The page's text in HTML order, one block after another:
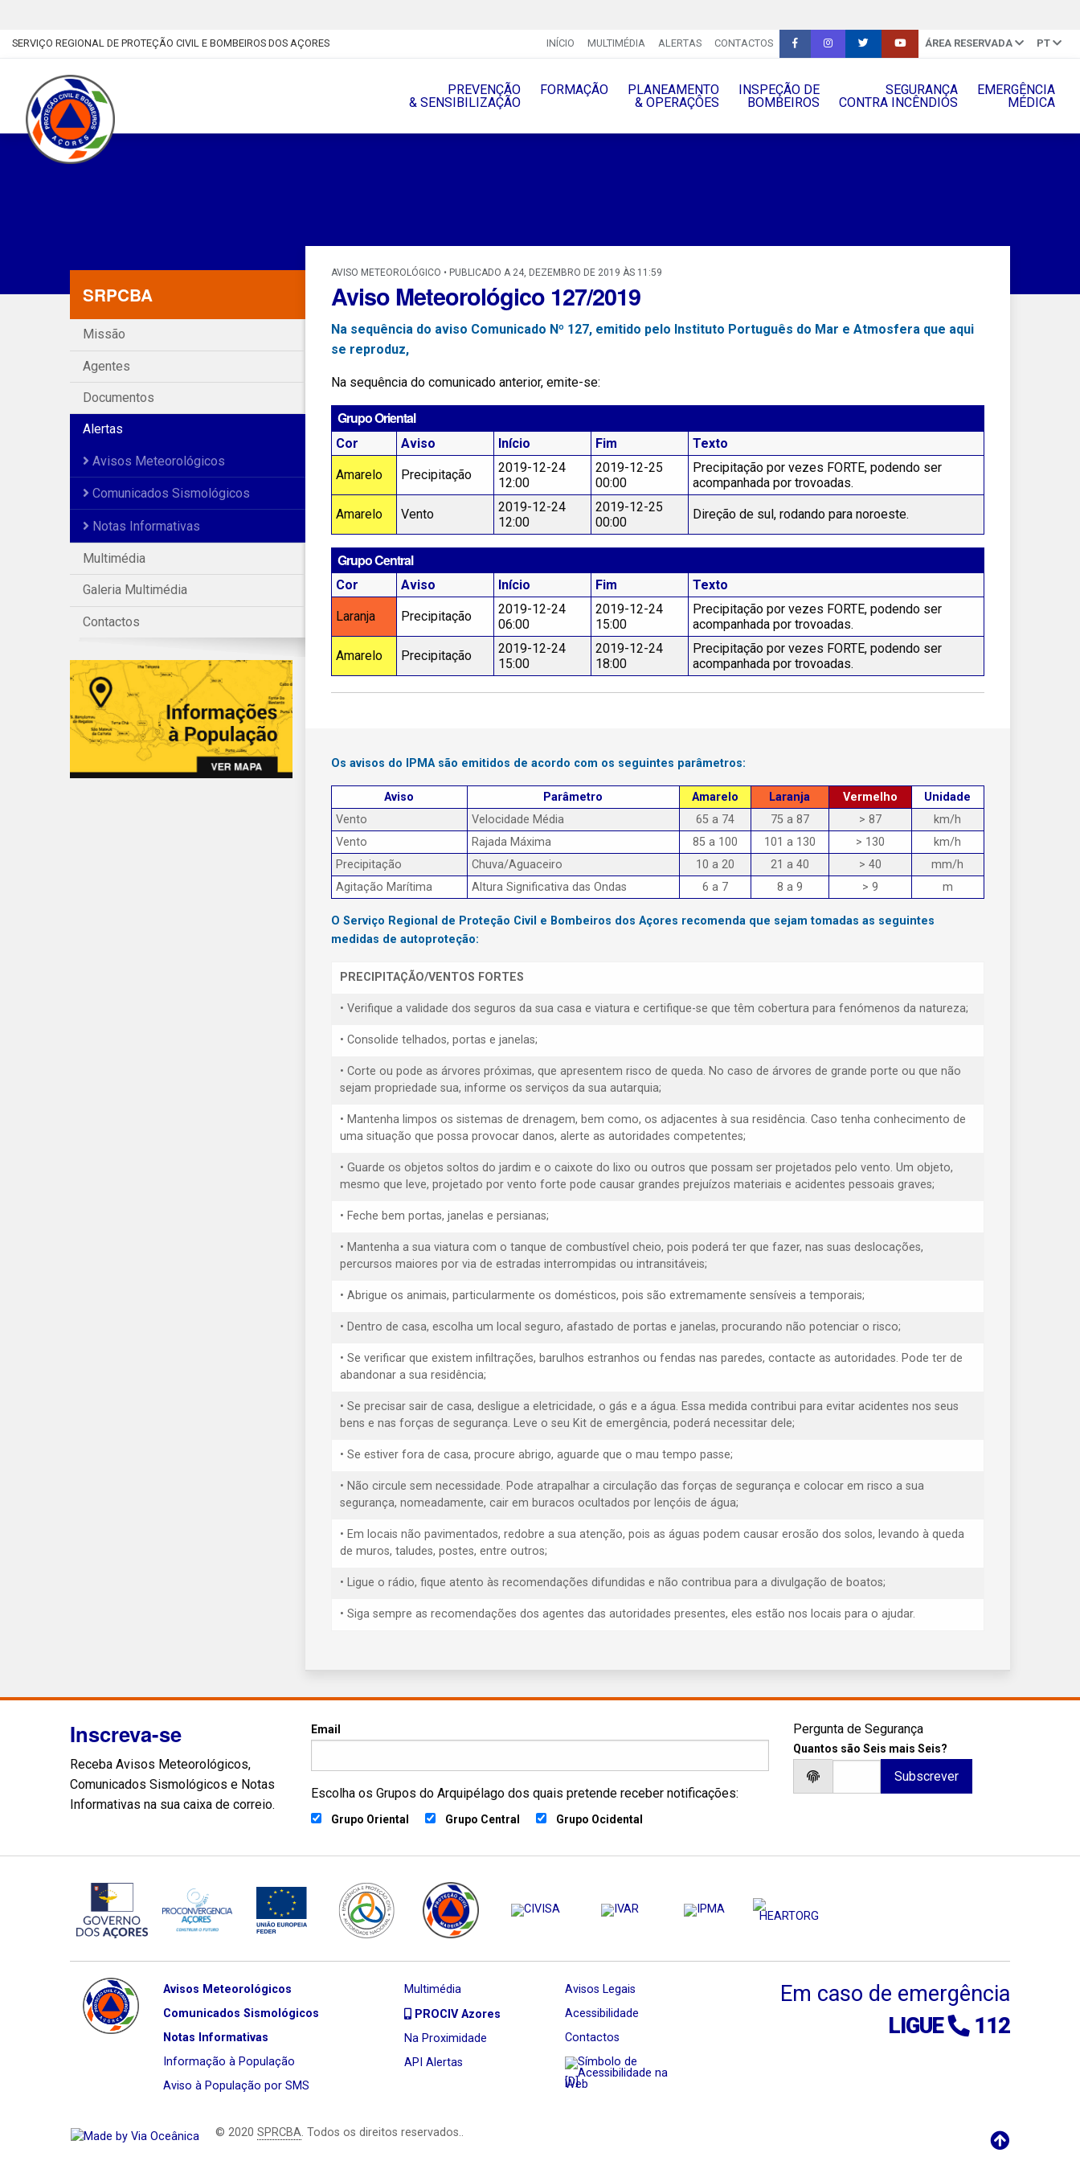
SERVIÇO REGIONAL DE PROTEÇÃO CIVIL E BOMBEIROS DOS AÇORES INÍCIO MULTIMÉDIA ALERTAS CONTACTOS ÁREA RESERVADA PT
PREVENÇÃO
& SENSIBILIZAÇÃO
FORMAÇÃO
PLANEAMENTO
& OPERAÇÔES
INSPEÇÃO DE
BOMBEIROS
SEGURANÇA
CONTRA INCÊNDIOS
EMERGÊNCIA
MÉDICA
SRPCBA
Missão
Agentes
Documentos
Alertas
Avisos Meteorológicos
Comunicados Sismológicos
Notas Informativas
Multimédia
Galeria Multimédia
Contactos
AVISO METEOROLÓGICO • PUBLICADO A 24, DEZEMBRO DE 2019 ÀS 11:59
Aviso Meteorológico 127/2019
Na sequência do aviso Comunicado Nº 127, emitido pelo Instituto Português do Mar e Atmosfera que aqui
se reproduz,
Na sequência do comunicado anterior, emite-se:
Grupo Oriental
Cor Aviso Início Fim Texto
Amarelo Precipitação
2019-12-24
12:00
2019-12-25
00:00
Precipitação por vezes FORTE, podendo ser
acompanhada por trovoadas.
Amarelo Vento
2019-12-24
12:00
2019-12-25
00:00
Direção de sul, rodando para noroeste.
Grupo Central
Cor Aviso Início Fim Texto
Laranja Precipitação
2019-12-24
06:00
2019-12-24
15:00
Precipitação por vezes FORTE, podendo ser
acompanhada por trovoadas.
Amarelo Precipitação
2019-12-24
15:00
2019-12-24
18:00
Precipitação por vezes FORTE, podendo ser
acompanhada por trovoadas.
Os avisos do IPMA são emitidos de acordo com os seguintes parâmetros:
Aviso Parâmetro Amarelo Laranja Vermelho
Unidade
Vento
Velocidade Média 65 a 74 75 a 87 > 87
km/h
Vento
Rajada Máxima 85 a 100 101 a 130 > 130
km/h
Precipitação
Chuva/Aguaceiro 10 a 20 21 a 40 > 40
mm/h
Agitação Marítima
Altura Significativa das Ondas 6 a 7 8 a 9 > 9 m
O Serviço Regional de Proteção Civil e Bombeiros dos Açores recomenda que sejam tomadas as seguintes
medidas de autoproteção:
PRECIPITAÇÃO/VENTOS FORTES
• Verifique a validade dos seguros da sua casa e viatura e certifique-se que têm cobertura para fenómenos da natureza;
• Consolide telhados, portas e janelas;
• Corte ou pode as árvores próximas, que apresentem risco de queda. No caso de árvores de grande porte ou que não
sejam propriedade sua, informe os serviços da sua autarquia;
• Mantenha limpos os sistemas de drenagem, bem como, os adjacentes à sua residência. Caso tenha conhecimento de
uma situação que possa provocar danos, alerte as autoridades competentes;
• Guarde os objetos soltos do jardim e o caixote do lixo ou outros que possam ser projetados pelo vento. Um objeto,
mesmo que leve, projetado por vento forte pode causar grandes prejuízos materiais e acidentes pessoais graves;
• Feche bem portas, janelas e persianas;
• Mantenha a sua viatura com o tanque de combustível cheio, pois poderá ter que fazer, nas suas deslocações,
percursos maiores por via de estradas interrompidas ou intransitáveis;
• Abrigue os animais, particularmente os domésticos, pois são extremamente sensíveis a temporais;
• Dentro de casa, escolha um local seguro, afastado de portas e janelas, procurando não potenciar o risco;
• Se verificar que existem infiltrações, barulhos estranhos ou fendas nas paredes, contacte as autoridades. Pode ter de
abandonar a sua residência;
• Se precisar sair de casa, desligue a eletricidade, o gás e a água. Essa medida contribui para evitar acidentes nos seus
bens e nas forças de segurança. Leve o seu Kit de emergência, poderá necessitar dele;
• Se estiver fora de casa, procure abrigo, aguarde que o mau tempo passe;
• Não circule sem necessidade. Pode atrapalhar a circulação das forças de segurança e colocar em risco a sua
segurança, nomeadamente, cair em buracos ocultados por lençóis de água;
• Em locais não pavimentados, redobre a sua atenção, pois as águas podem causar erosão dos solos, levando à queda
de muros, taludes, postes, entre outros;
• Ligue o rádio, fique atento às recomendações difundidas e não contribua para a divulgação de boatos;
• Siga sempre as recomendações dos agentes das autoridades presentes, eles estão nos locais para o ajudar.
Inscreva-se
Receba Avisos Meteorológicos,
Comunicados Sismológicos e Notas
Informativas na sua caixa de correio.
Email
Escolha os Grupos do Arquipélago dos quais pretende receber notificações:
Grupo Oriental Grupo Central Grupo Ocidental
Pergunta de Segurança
Quantos são Seis mais Seis?
Avisos Meteorológicos
Comunicados Sismológicos
Notas Informativas
Informação à População
Aviso à População por SMS
Multimédia
PROCIV Azores
Na Proximidade
API Alertas
Avisos Legais
Acessibilidade
Contactos
[D]
Em caso de emergência
LIGUE
112
© 2020 SPRCBA. Todos os direitos reservados..